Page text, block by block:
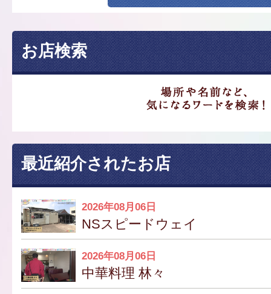
お店検索
最近紹介されたお店
2026年08月06日
NSスピードウェイ
2026年08月06日
中華料理 林々